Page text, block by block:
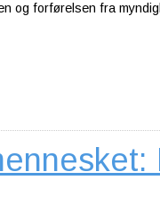
og forførelsen fra